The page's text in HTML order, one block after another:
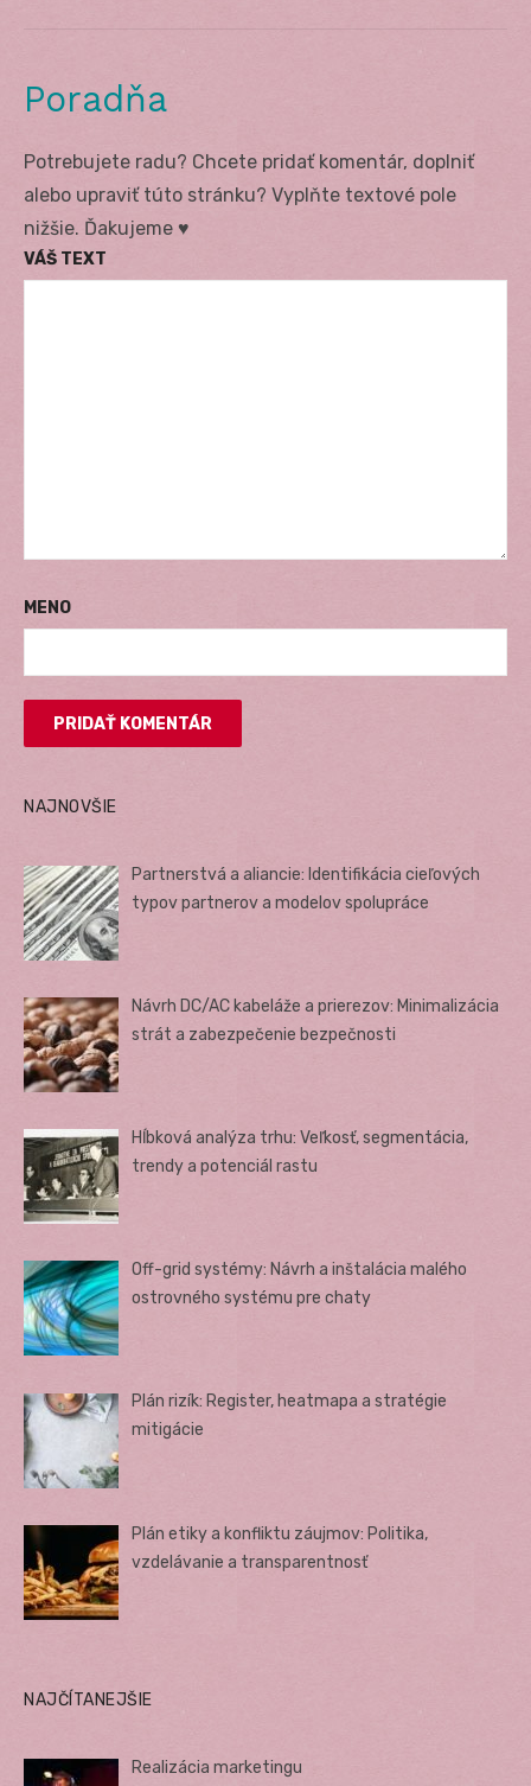
Poradňa
Potrebujete radu? Chcete pridať komentár, doplniť
alebo upraviť túto stránku? Vyplňte textové pole
nižšie. Ďakujeme ♥
VÁŠ TEXT
MENO
NAJNOVŠIE
Partnerstvá a aliancie: Identifikácia cieľových
typov partnerov a modelov spolupráce
Návrh DC/AC kabeláže a prierezov: Minimalizácia
strát a zabezpečenie bezpečnosti
Hĺbková analýza trhu: Veľkosť, segmentácia,
trendy a potenciál rastu
Off-grid systémy: Návrh a inštalácia malého
ostrovného systému pre chaty
Plán rizík: Register, heatmapa a stratégie
mitigácie
Plán etiky a konfliktu záujmov: Politika,
vzdelávanie a transparentnosť
NAJČÍTANEJŠIE
Realizácia marketingu